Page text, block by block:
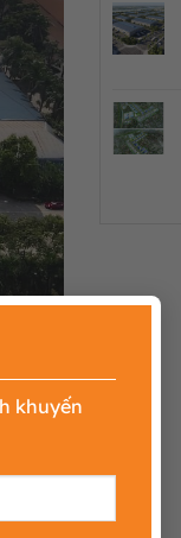
khuyến
×
triển,